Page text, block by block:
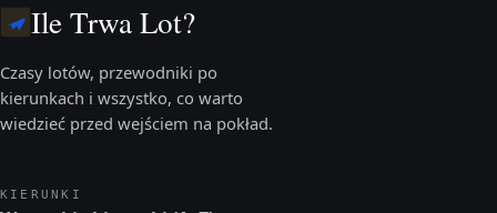
Ile Trwa Lot?
Czasy lotów, przewodniki po
kierunkach i wszystko, co warto
wiedzieć przed wejściem na pokład.
KIERUNKI